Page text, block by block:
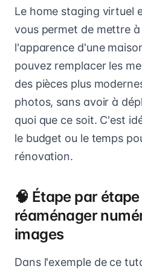
Le home staging virtuel
vous permet de mettre
l'apparence d'une
pouvez remplacer les
des pièces plus
photos, sans avoir à
quoi que ce soit. C'est
le budget ou le temps
rénovation.
🧠 Étape par
réaménager
images
Dans l'exemple de ce